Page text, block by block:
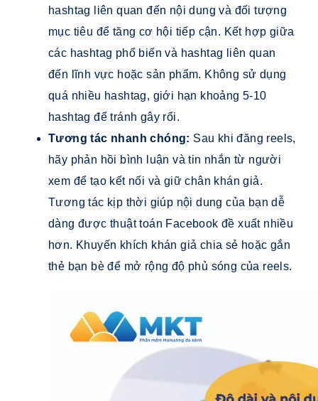
hashtag liên quan đến nội dung và đối tượng
mục tiêu để tăng cơ hội tiếp cận. Kết hợp giữa
các hashtag phổ biến và hashtag liên quan
đến lĩnh vực hoặc sản phẩm. Không sử dụng
quá nhiều hashtag, giới hạn khoảng 5-10
hashtag để tránh gây rối.
Tương tác nhanh chóng: Sau khi đăng reels,
hãy phản hồi bình luận và tin nhắn từ người
xem để tạo kết nối và giữ chân khán giả.
Tương tác kịp thời giúp nội dung của bạn dễ
dàng được thuật toán Facebook đề xuất nhiều
hơn. Khuyến khích khán giả chia sẻ hoặc gắn
thẻ bạn bè để mở rộng độ phủ sóng của reels.